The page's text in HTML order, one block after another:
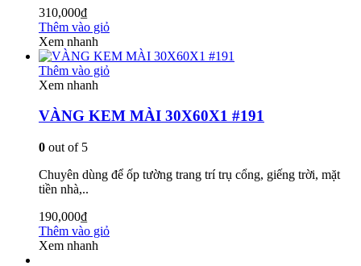
310,000₫
Thêm vào giỏ
Xem nhanh
Thêm vào giỏ
Xem nhanh
VÀNG KEM MÀI 30X60X1 #191
0 out of 5
Chuyên dùng để ốp tường trang trí trụ cổng, giếng trời, mặt
tiền nhà,..
190,000₫
Thêm vào giỏ
Xem nhanh